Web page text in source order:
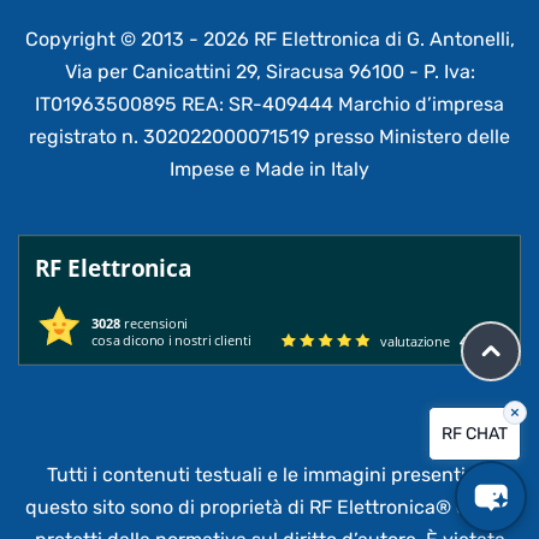
Copyright © 2013 - 2026 RF Elettronica di G. Antonelli,
Via per Canicattini 29, Siracusa 96100 - P. Iva:
IT01963500895 REA: SR-409444 Marchio d’impresa
registrato n. 302022000071519 presso Ministero delle
Impese e Made in Italy
RF Elettronica
3028 recensioni
cosa dicono i nostri clienti
valutazione 4.95 / 5
Tutti i contenuti testuali e le immagini presenti su
questo sito sono di proprietà di RF Elettronica®e sono
RF CHAT
×